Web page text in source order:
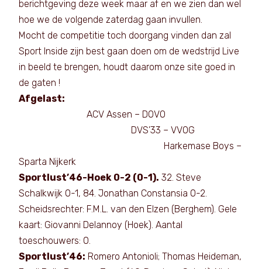
berichtgeving deze week maar af en we zien dan wel
hoe we de volgende zaterdag gaan invullen.
Mocht de competitie toch doorgang vinden dan zal
Sport Inside zijn best gaan doen om de wedstrijd Live
in beeld te brengen, houdt daarom onze site goed in
de gaten !
Afgelast:
ACV Assen – DOVO
DVS’33 – VVOG
Harkemase Boys –
Sparta Nijkerk
Sportlust’46-Hoek 0-2 (0-1). 32. Steve
Schalkwijk 0-1, 84. Jonathan Constansia 0-2.
Scheidsrechter: F.M.L. van den Elzen (Berghem). Gele
kaart: Giovanni Delannoy (Hoek). Aantal
toeschouwers: 0.
Sportlust’46: Romero Antonioli; Thomas Heideman,